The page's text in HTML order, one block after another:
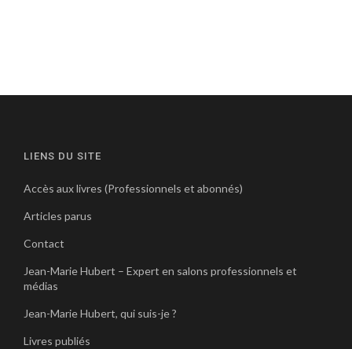
LIENS DU SITE
Accès aux livres (Professionnels et abonnés)
Articles parus
Contact
Jean-Marie Hubert – Expert en salons professionnels et
médias
Jean-Marie Hubert, qui suis-je ?
Livres publiés